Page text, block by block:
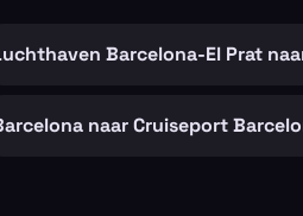
Barcelona-El Prat
naar Cruiseport